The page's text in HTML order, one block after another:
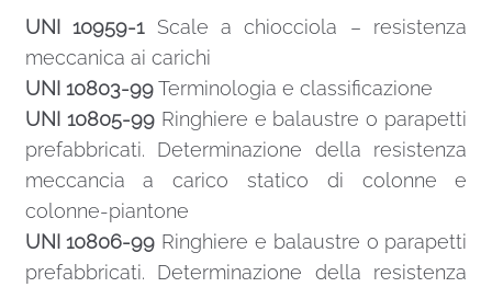
UNI 10959-1Scale a chiocciola – resistenza
meccanica ai carichi
UNI 10803-99Terminologia e classificazione
UNI 10805-99Ringhiere e balaustre o parapetti
prefabbricati. Determinazione della resistenza
meccancia a carico statico di colonne e
colonne-piantone
UNI 10806-99 Ringhiere e balaustre o parapetti
prefabbricati. Determinazione della resistenza